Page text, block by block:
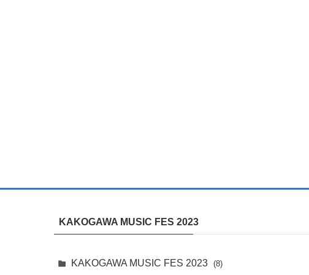
KAKOGAWA MUSIC FES 2023
KAKOGAWA MUSIC FES 2023 (8)